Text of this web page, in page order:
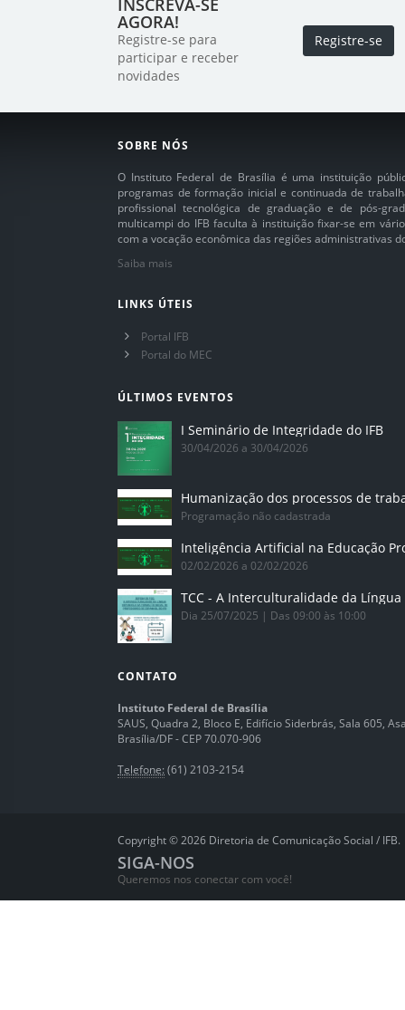
INSCREVA-SE
AGORA!
Registre-se para
participar e receber
novidades
Registre-se
SOBRE NÓS
O Instituto Federal de Brasília é uma instituição
programas de formação inicial e continuada de
profissional tecnológica de graduação e de pós-
multicampi do IFB faculta à instituição fixar-se em
com a vocação econômica das regiões administrativas
Saiba mais
LINKS ÚTEIS
Portal IFB
Portal do MEC
ÚLTIMOS EVENTOS
I Seminário de Integridade do IFB
30/04/2026 a 30/04/2026
Humanização dos processos de
Programação não cadastrada
02/02/2026 a 02/02/2026
Dia 25/07/2025 | Das 09:00 às 10:00
CONTATO
Instituto Federal de Brasília
SAUS, Quadra 2, Bloco E, Edifício Siderbrás, Sala 605,
Brasília/DF - CEP 70.070-906
Telefone: (61) 2103-2154
Copyright © 2026 Diretoria de Comunicação Social / IFB.
SIGA-NOS
Queremos nos conectar com você!